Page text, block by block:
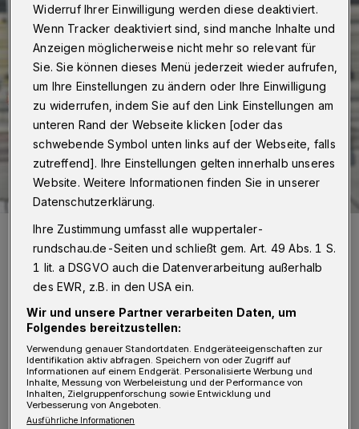
Auch auf WSV-Kapitän Tjorben Uphoff (li.) kommt viel Arbeit zu.
Foto: Dirk Freund
W oran lag es also? „Wir hatten zu viele
schnelle Ballverluste, haben die
Räume nicht gut besetzt und hatten zu wenige
Spieler in der Offensive“, analysierte der 44-
Widerruf Ihrer Einwilligung werden diese deaktiviert.
Wenn Tracker deaktiviert sind, sind manche Inhalte und
Anzeigen möglicherweise nicht mehr so relevant für
Sie. Sie können dieses Menü jederzeit wieder aufrufen,
um Ihre Einstellungen zu ändern oder Ihre Einwilligung
zu widerrufen, indem Sie auf den Link Einstellungen am
unteren Rand der Webseite klicken [oder das
schwebende Symbol unten links auf der Webseite, falls
zutreffend]. Ihre Einstellungen gelten innerhalb unseres
Website. Weitere Informationen finden Sie in unserer
Datenschutzerklärung.
Ihre Zustimmung umfasst alle wuppertaler-
rundschau.de-Seiten und schließt gem. Art. 49 Abs. 1 S.
1 lit. a DSGVO auch die Datenverarbeitung außerhalb
des EWR, z.B. in den USA ein.
Wir und unsere Partner verarbeiten Daten, um
Folgendes bereitzustellen:
Verwendung genauer Standortdaten. Endgeräteeigenschaften zur
Identifikation aktiv abfragen. Speichern von oder Zugriff auf
Informationen auf einem Endgerät. Personalisierte Werbung und
Inhalte, Messung von Werbeleistung und der Performance von
Inhalten, Zielgruppenforschung sowie Entwicklung und
Verbesserung von Angeboten.
Ausführliche Informationen